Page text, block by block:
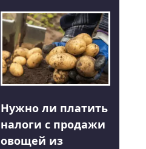
Нужно ли платить
налоги с продажи
овощей из